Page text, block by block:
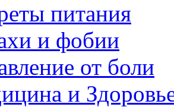
питания
и фобии
от боли
и